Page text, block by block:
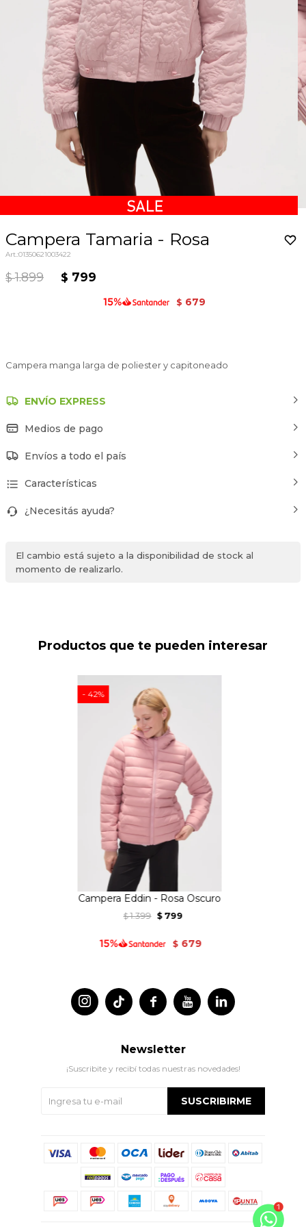
Campera Tamaria - Rosa
01350621003422
$ 1.899 $ 799
$ 679
Campera manga larga de poliester y capitoneado
ENVÍO EXPRESS
Medios de pago
Envíos a todo el país
Características
¿Necesitás ayuda?
El cambio está sujeto a la disponibilidad de stock al
momento de realizarlo.
Productos que te pueden interesar
42
Campera Eddin - Rosa Oscuro
$ 1.399 $ 799
$ 679
 
 
Newsletter
¡Suscribite y recibí todas nuestras novedades!
SUSCRIBIRME